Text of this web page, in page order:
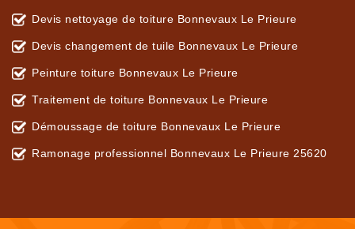
Devis nettoyage de toiture Bonnevaux Le Prieure
Devis changement de tuile Bonnevaux Le Prieure
Peinture toiture Bonnevaux Le Prieure
Traitement de toiture Bonnevaux Le Prieure
Démoussage de toiture Bonnevaux Le Prieure
Ramonage professionnel Bonnevaux Le Prieure 25620